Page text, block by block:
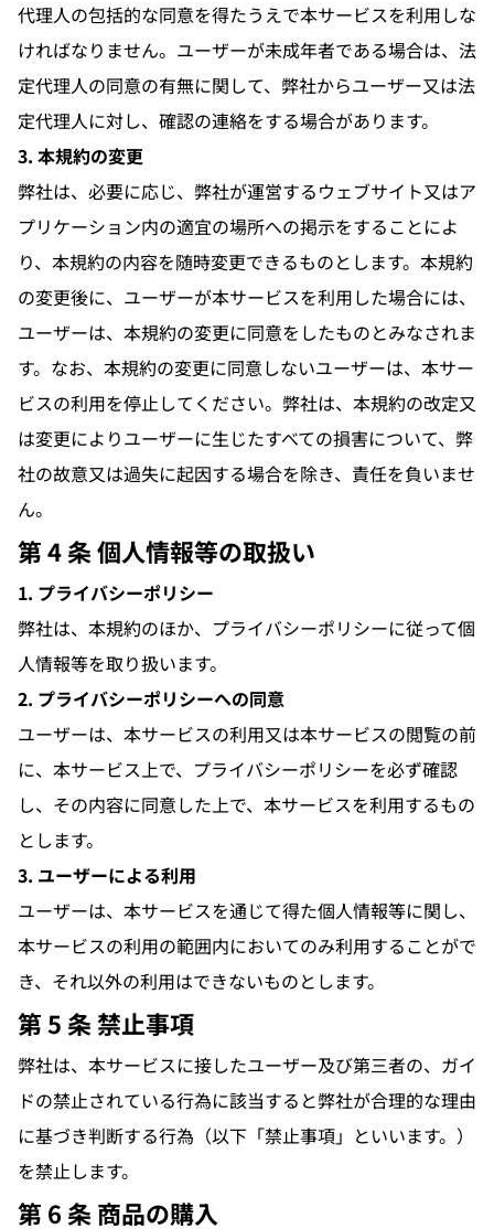
代理人の包括的な同意を得たうえで本サービスを利用しな
ければなりません。ユーザーが未成年者である場合は、法
定代理人の同意の有無に関して、弊社からユーザー又は法
定代理人に対し、確認の連絡をする場合があります。
3. 本規約の変更
弊社は、必要に応じ、弊社が運営するウェブサイト又はア
プリケーション内の適宜の場所への掲示をすることによ
り、本規約の内容を随時変更できるものとします。本規約
の変更後に、ユーザーが本サービスを利用した場合には、
ユーザーは、本規約の変更に同意をしたものとみなされま
す。なお、本規約の変更に同意しないユーザーは、本サー
ビスの利用を停止してください。弊社は、本規約の改定又
は変更によりユーザーに生じたすべての損害について、弊
社の故意又は過失に起因する場合を除き、責任を負いませ
ん。
第 4 条 個人情報等の取扱い
1. プライバシーポリシー
弊社は、本規約のほか、プライバシーポリシーに従って個
人情報等を取り扱います。
2. プライバシーポリシーへの同意
ユーザーは、本サービスの利用又は本サービスの閲覧の前
に、本サービス上で、プライバシーポリシーを必ず確認
し、その内容に同意した上で、本サービスを利用するもの
とします。
3. ユーザーによる利用
ユーザーは、本サービスを通じて得た個人情報等に関し、
本サービスの利用の範囲内においてのみ利用することがで
き、それ以外の利用はできないものとします。
第 5 条 禁止事項
弊社は、本サービスに接したユーザー及び第三者の、ガイ
ドの禁止されている行為に該当すると弊社が合理的な理由
に基づき判断する行為（以下「禁止事項」といいます。）
を禁止します。
第 6 条 商品の購入